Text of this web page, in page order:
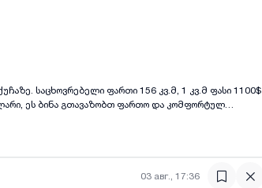
საცხოვრებელი ფართი 156 კვ.მ, 1 კვ.მ ფასი 1100$
ეს ბინა გთავაზობთ ფართო და კომფორტულ
სტანდარტებით არის აშენებული და მაღალი
03 авг., 17:36